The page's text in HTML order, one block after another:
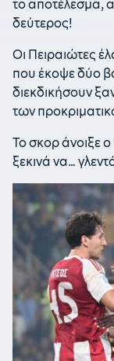
το αποτέλεσμα,
δεύτερος!
Οι Πειραιώτες
που έκοψε δύο
διεκδικήσουν
των
Το σκορ άνοιξε ο
ξεκινά να…